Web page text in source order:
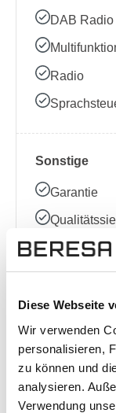
Diese Webseite
Wir verwenden
personalisieren,
zu können und
analysieren.
Verwendung
DAB Radio
Radio
Sonstige
Garantie
Standort